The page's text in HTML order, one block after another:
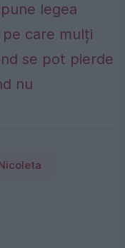
legea
care mulți
se pot pierde
nu